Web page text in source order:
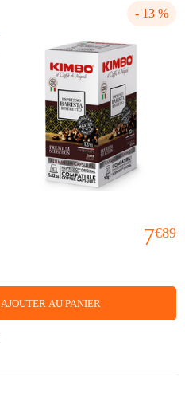
- 13 %
7€89
AJOUTER AU PANIER